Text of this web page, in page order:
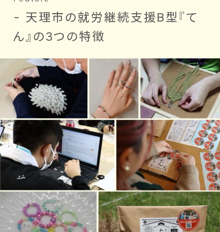
− 天理市の就労継続支援B型『て
ん』の3つの特徴